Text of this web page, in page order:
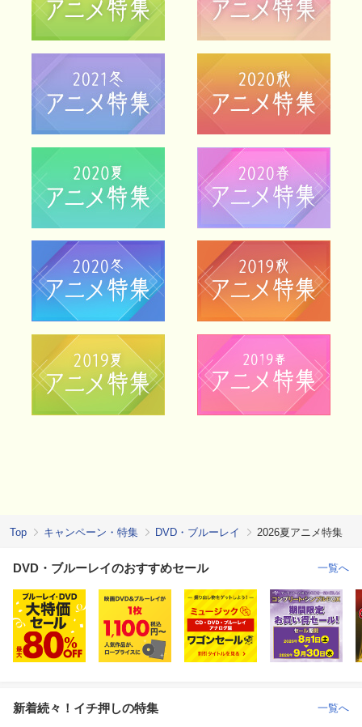
Top キャンペーン・特集 DVD・ブルーレイ 2026夏アニメ特集
DVD・ブルーレイのおすすめセール 一覧へ
新着続々！イチ押しの特集 一覧へ